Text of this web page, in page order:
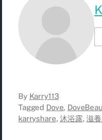
By Karry113
Tagged Dove,
karryshare,沐浴露,滋